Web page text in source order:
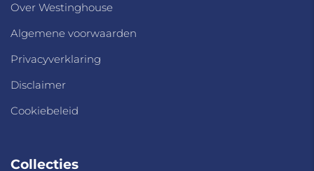
Over Westinghouse
Algemene voorwaarden
Privacyverklaring
Disclaimer
Cookiebeleid
Collecties